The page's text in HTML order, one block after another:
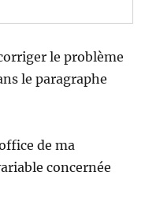
le problème
le paragraphe
de ma
concernée